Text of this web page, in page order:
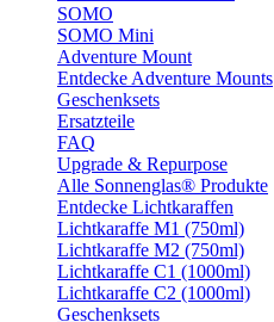
SOMO
SOMO Mini
Adventure Mount
Entdecke Adventure Mounts
Geschenksets
Ersatzteile
FAQ
Upgrade & Repurpose
Alle Sonnenglas® Produkte
Entdecke Lichtkaraffen
Lichtkaraffe M1 (750ml)
Lichtkaraffe M2 (750ml)
Lichtkaraffe C1 (1000ml)
Lichtkaraffe C2 (1000ml)
Geschenksets